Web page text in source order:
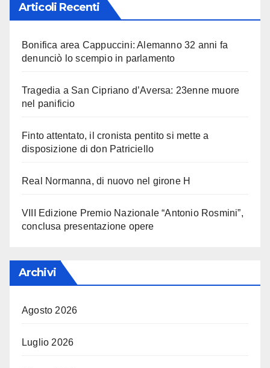
Articoli Recenti
Bonifica area Cappuccini: Alemanno 32 anni fa
denunciò lo scempio in parlamento
Tragedia a San Cipriano d’Aversa: 23enne muore
nel panificio
Finto attentato, il cronista pentito si mette a
disposizione di don Patriciello
Real Normanna, di nuovo nel girone H
VIII Edizione Premio Nazionale “Antonio Rosmini”,
conclusa presentazione opere
Archivi
Agosto 2026
Luglio 2026